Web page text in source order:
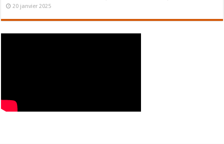
20 janvier 2025